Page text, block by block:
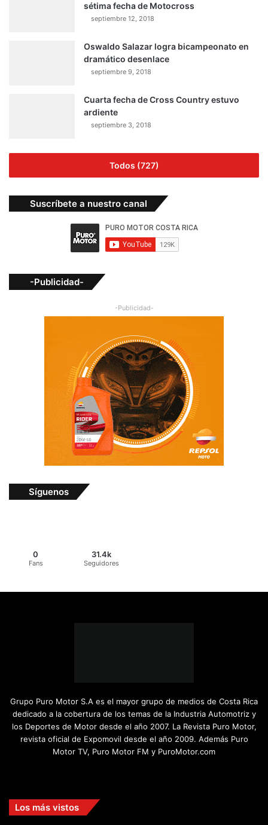
sétima fecha de Motocross
septiembre 12, 2018
Oswaldo Salazar logra bicampeonato en
dramático desenlace
septiembre 9, 2018
Cuarta fecha de Cross Country estuvo
ardiente
septiembre 3, 2018
Todos (727)
Suscríbete a nuestro canal
-Publicidad-
-Publicidad-
Síguenos
0
Fans
31.4k
Seguidores
Grupo Puro Motor S.A es el mayor grupo de medios de Costa Rica
dedicado a la cobertura de los temas de la Industria Automotriz y
los Deportes de Motor desde el año 2007. La Revista Puro Motor,
revista oficial de Expomovil desde el año 2009. Además Puro
Motor TV, Puro Motor FM y PuroMotor.com
Los más vistos